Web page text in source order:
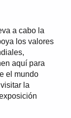
a cabo la
los valores
aquí para
el mundo
la